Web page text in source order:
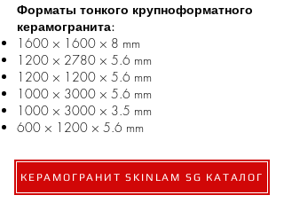
Форматы тонкого крупноформатного
керамогранита:
1600 × 1600 × 8 mm
1200 × 2780 × 5.6 mm
1200 × 1200 × 5.6 mm
1000 × 3000 × 5.6 mm
1000 × 3000 × 3.5 mm
600 × 1200 × 5.6 mm
КЕРАМОГРАНИТ SKINLAM SG КАТАЛОГ